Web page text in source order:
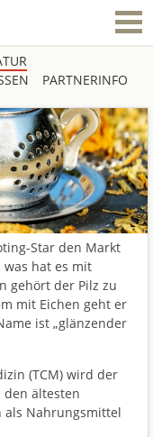
PARTNERINFO
Star den Markt
was hat es mit
gehört der Pilz zu
mit Eichen geht er
ist „glänzender
(TCM) wird der
den ältesten
Nahrungsmittel